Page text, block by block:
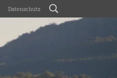
Datenschutz